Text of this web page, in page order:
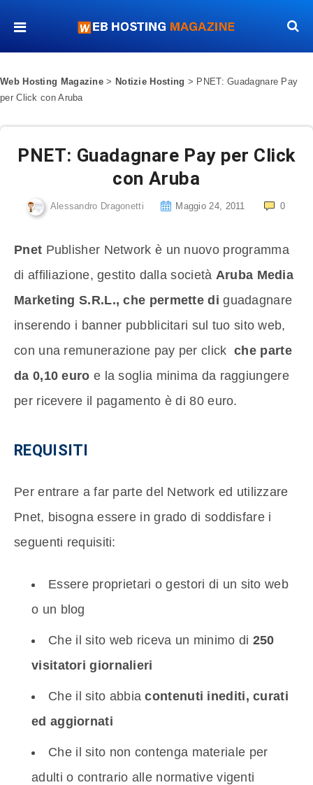
Web Hosting Magazine > Notizie Hosting > PNET: Guadagnare Pay
per Click con Aruba
PNET: Guadagnare Pay per Click
con Aruba
Alessandro Dragonetti Maggio 24, 2011 0
Pnet Publisher Network è un nuovo programma
di affiliazione, gestito dalla società Aruba Media
Marketing S.R.L., che permette di guadagnare
inserendo i banner pubblicitari sul tuo sito web,
con una remunerazione pay per click che parte
da 0,10 euro e la soglia minima da raggiungere
per ricevere il pagamento è di 80 euro.
REQUISITI
Per entrare a far parte del Network ed utilizzare
Pnet, bisogna essere in grado di soddisfare i
seguenti requisiti:
Essere proprietari o gestori di un sito web
o un blog
Che il sito web riceva un minimo di 250
visitatori giornalieri
Che il sito abbiacontenuti inediti,curati
ed aggiornati
Che il sito non contenga materiale per
adulti o contrario alle normative vigenti